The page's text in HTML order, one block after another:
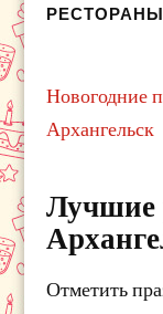
РЕСТОРАНЫ
Новогодние
Архангельск
Лучшие
Отметить